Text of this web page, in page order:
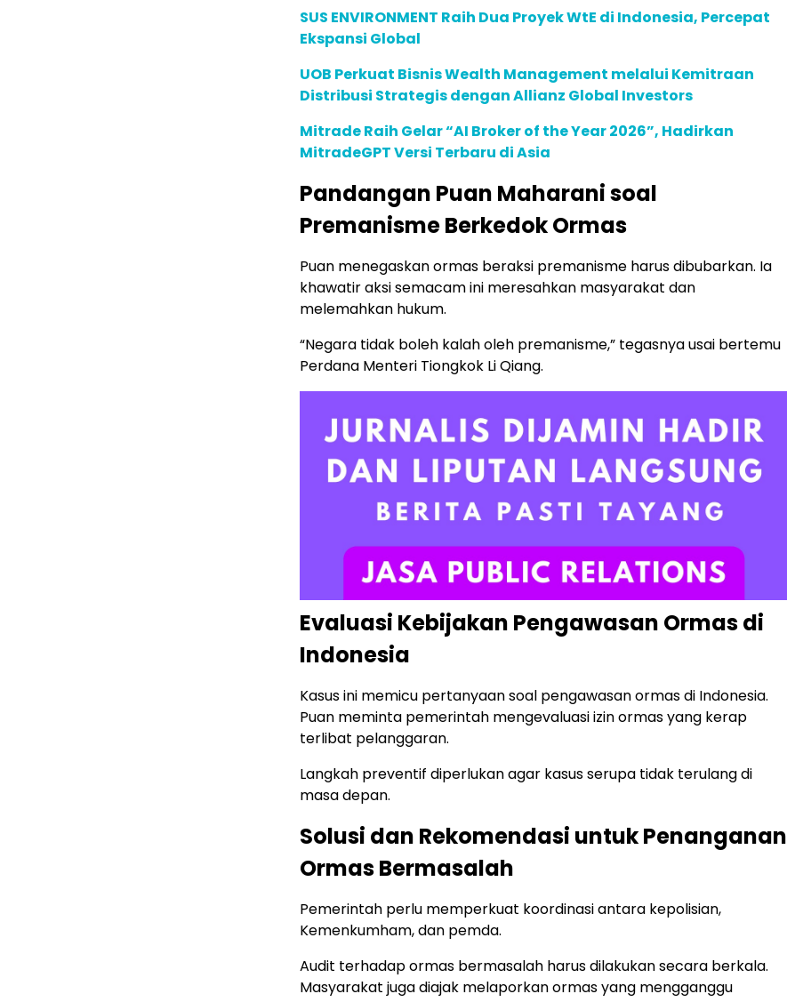
SUS ENVIRONMENT Raih Dua Proyek WtE di Indonesia, Percepat
Ekspansi Global
UOB Perkuat Bisnis Wealth Management melalui Kemitraan
Distribusi Strategis dengan Allianz Global Investors
Mitrade Raih Gelar “AI Broker of the Year 2026”, Hadirkan
MitradeGPT Versi Terbaru di Asia
Pandangan Puan Maharani soal
Premanisme Berkedok Ormas
Puan menegaskan ormas beraksi premanisme harus dibubarkan. Ia
khawatir aksi semacam ini meresahkan masyarakat dan
melemahkan hukum.
“Negara tidak boleh kalah oleh premanisme,” tegasnya usai bertemu
Perdana Menteri Tiongkok Li Qiang.
Evaluasi Kebijakan Pengawasan Ormas di
Indonesia
Kasus ini memicu pertanyaan soal pengawasan ormas di Indonesia.
Puan meminta pemerintah mengevaluasi izin ormas yang kerap
terlibat pelanggaran.
Langkah preventif diperlukan agar kasus serupa tidak terulang di
masa depan.
Solusi dan Rekomendasi untuk Penanganan
Ormas Bermasalah
Pemerintah perlu memperkuat koordinasi antara kepolisian,
Kemenkumham, dan pemda.
Audit terhadap ormas bermasalah harus dilakukan secara berkala.
Masyarakat juga diajak melaporkan ormas yang mengganggu